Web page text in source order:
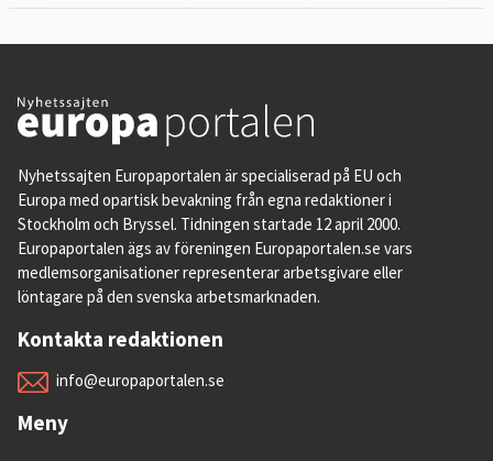
Nyhetssajten Europaportalen är specialiserad på EU och
Europa med opartisk bevakning från egna redaktioner i
Stockholm och Bryssel. Tidningen startade 12 april 2000.
Europaportalen ägs av föreningen Europaportalen.se vars
medlemsorganisationer representerar arbetsgivare eller
löntagare på den svenska arbetsmarknaden.
Kontakta redaktionen
info@europaportalen.se
Meny